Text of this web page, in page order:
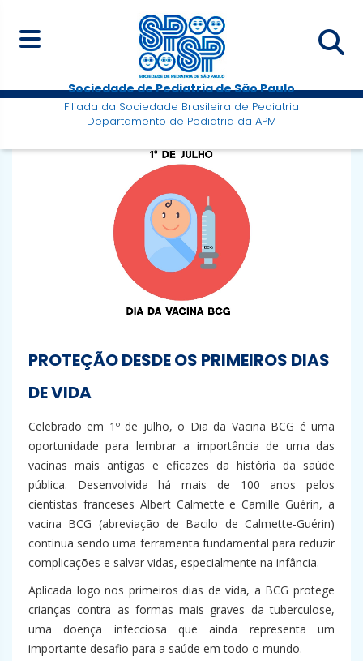
Sociedade de Pediatria de São Paulo
Filiada da Sociedade Brasileira de Pediatria
Departamento de Pediatria da APM
PROTEÇÃO DESDE OS PRIMEIROS DIAS
DE VIDA
Celebrado em 1º de julho, o Dia da Vacina BCG é uma
oportunidade para lembrar a importância de uma das
vacinas mais antigas e eficazes da história da saúde
pública. Desenvolvida há mais de 100 anos pelos
cientistas franceses Albert Calmette e Camille Guérin, a
vacina BCG (abreviação de Bacilo de Calmette-Guérin)
continua sendo uma ferramenta fundamental para reduzir
complicações e salvar vidas, especialmente na infância.
Aplicada logo nos primeiros dias de vida, a BCG protege
crianças contra as formas mais graves da tuberculose,
uma doença infecciosa que ainda representa um
importante desafio para a saúde em todo o mundo.